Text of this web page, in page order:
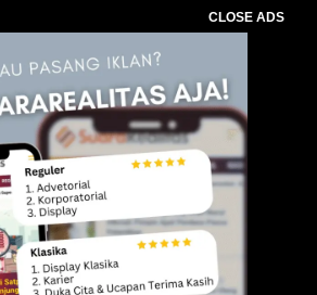
CLOSE ADS